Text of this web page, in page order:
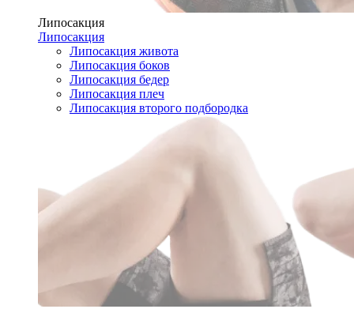
Липосакция
Липосакция
Липосакция живота
Липосакция боков
Липосакция бедер
Липосакция плеч
Липосакция второго подбородка